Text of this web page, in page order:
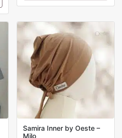
Samira Inner by Oeste –
Milo